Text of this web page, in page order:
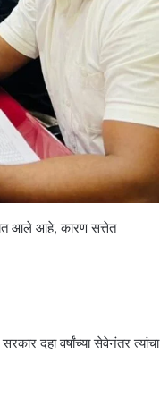
आले आहे, कारण सत्तेत
दहा वर्षांच्या सेवेनंतर त्यांचा